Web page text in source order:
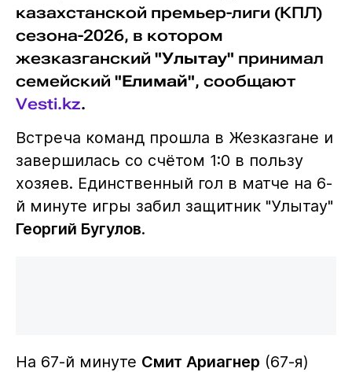
казахстанской премьер-лиги (КПЛ)
сезона-2026, в котором
жезказганский "Улытау" принимал
семейский "Елимай", сообщают
Vesti.kz.
Встреча команд прошла в Жезказгане и
завершилась со счётом 1:0 в пользу
хозяев. Единственный гол в матче на 6-
й минуте игры забил защитник "Улытау"
Георгий Бугулов.
На 67-й минуте Смит Ариагнер (67-я)